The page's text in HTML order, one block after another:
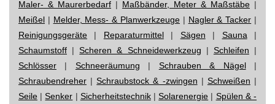
Maler- & Maurerbedarf | Maßbänder, Meter & Maßstäbe |
Meißel | Melder, Mess- & Planwerkzeuge | Nagler & Tacker |
Reinigungsgeräte | Reparaturmittel| Sägen | Sauna |
Schaumstoff |Scheren & Schneidewerkzeug | Schleifen |
Schlösser | Schneeräumung | Schrauben & Nägel|
Schraubendreher |Schraubstock & -zwingen | Schweißen |
Seile |Senker | Sicherheitstechnik|Solarenergie | Spülen & -